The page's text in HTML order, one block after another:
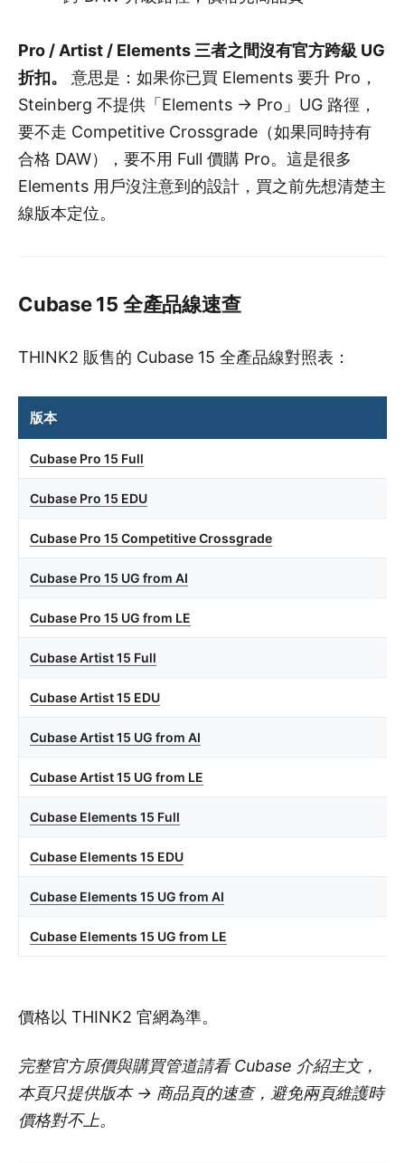
Pro / Artist / Elements 三者之間沒有官方跨級 UG
折扣。
意思是：如果你已買 Elements 要升 Pro，
Steinberg 不提供「Elements → Pro」UG 路徑，
要不走 Competitive Crossgrade（如果同時持有
合格 DAW），要不用 Full 價購 Pro。這是很多
Elements 用戶沒注意到的設計，買之前先想清楚主
線版本定位。
Cubase 15 全產品線速查
THINK2 販售的 Cubase 15 全產品線對照表：
版本
Cubase Pro 15 Full
Cubase Pro 15 EDU
Cubase Pro 15 Competitive Crossgrade
Cubase Pro 15 UG from AI
Cubase Pro 15 UG from LE
Cubase Artist 15 Full
Cubase Artist 15 EDU
Cubase Artist 15 UG from AI
Cubase Artist 15 UG from LE
Cubase Elements 15 Full
Cubase Elements 15 EDU
Cubase Elements 15 UG from AI
Cubase Elements 15 UG from LE
價格以 THINK2 官網為準。
完整官方原價與購買管道請看 Cubase 介紹主文，
本頁只提供版本 → 商品頁的速查，避免兩頁維護時
價格對不上。